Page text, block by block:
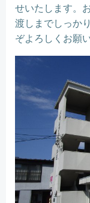
せいたします。
渡しまでしっか
ぞよろしくお願